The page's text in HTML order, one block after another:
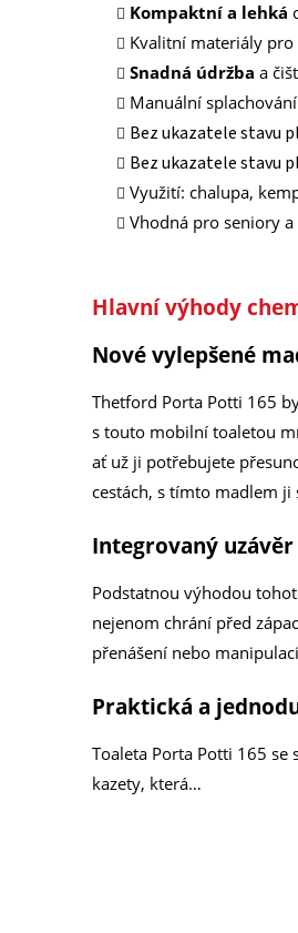
Kompaktní a lehká
Kvalitní materiály
Snadná údržba a
Manuální
Bez ukazatele stavu
Bez ukazatele stavu
Využití: chalupa,
Vhodná pro seniory
Hlavní výhody
Nové vylepšené
Thetford Porta Potti 165
s touto mobilní toaletou
ať už ji potřebujete
cestách, s tímto madlem
Integrovaný
Podstatnou výhodou
nejenom chrání před
přenášení nebo
Praktická a
Toaleta Porta Potti 165 se
kazety, která…